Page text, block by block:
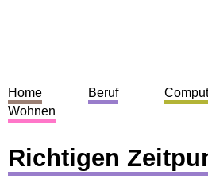
Richtigen
Home Beruf
Wohnen